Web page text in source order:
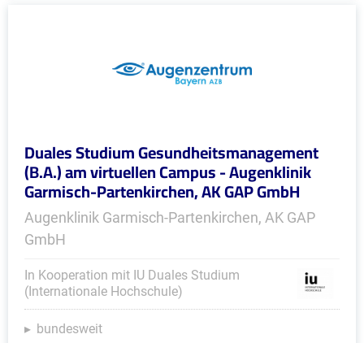
Duales Studium Gesundheitsmanagement
(B.A.) am virtuellen Campus - Augenklinik
Garmisch-Partenkirchen, AK GAP GmbH
Augenklinik Garmisch-Partenkirchen, AK GAP
GmbH
In Kooperation mit IU Duales Studium
(Internationale Hochschule)
bundesweit